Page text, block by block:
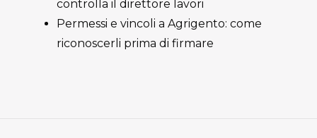
controlla il direttore lavori
Permessi e vincoli a Agrigento: come
riconoscerli prima di firmare